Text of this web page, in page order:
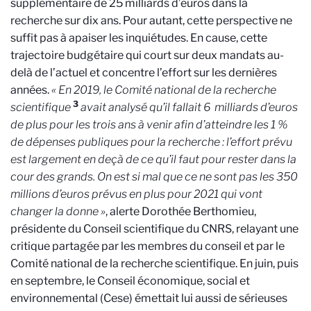
supplémentaire de 25 milliards d’euros dans la
recherche sur dix ans. Pour autant, cette perspective ne
suffit pas à apaiser les inquiétudes. En cause, cette
trajectoire budgétaire qui court sur deux mandats au-
delà de l’actuel et concentre l’effort sur les dernières
années.« En 2019, le Comité national de la recherche
scientifique 3 avait analysé qu’il fallait 6 milliards d’euros
de plus pour les trois ans à venir afin d’atteindre les 1 %
de dépenses publiques pour la recherche : l’effort prévu
est largement en deçà de ce qu’il faut pour rester dans la
cour des grands. On est si mal que ce ne sont pas les 350
millions d’euros prévus en plus pour 2021 qui vont
changer la donne », alerte Dorothée Berthomieu,
présidente du Conseil scientifique du CNRS, relayant une
critique partagée par les membres du conseil et par le
Comité national de la recherche scientifique. En juin, puis
en septembre, le Conseil économique, social et
environnemental (Cese) émettait lui aussi de sérieuses